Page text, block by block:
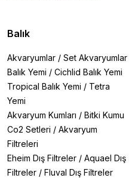
Balık
Akvaryumlar / Set Akvaryumlar
Balık Yemi / Cichlid Balık Yemi
Tropical Balık Yemi / Tetra
Yemi
Akvaryum Kumları / Bitki Kumu
Co2 Setleri / Akvaryum
Filtreleri
Eheim Dış Filtreler / Aquael Dış
Filtreler / Fluval Dış Filtreler